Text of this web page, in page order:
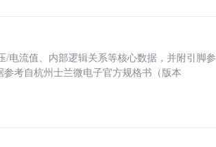
/电流值、内部逻辑关系等核心数据，并附引脚参
考自杭州士兰微电子官方规格书（版本